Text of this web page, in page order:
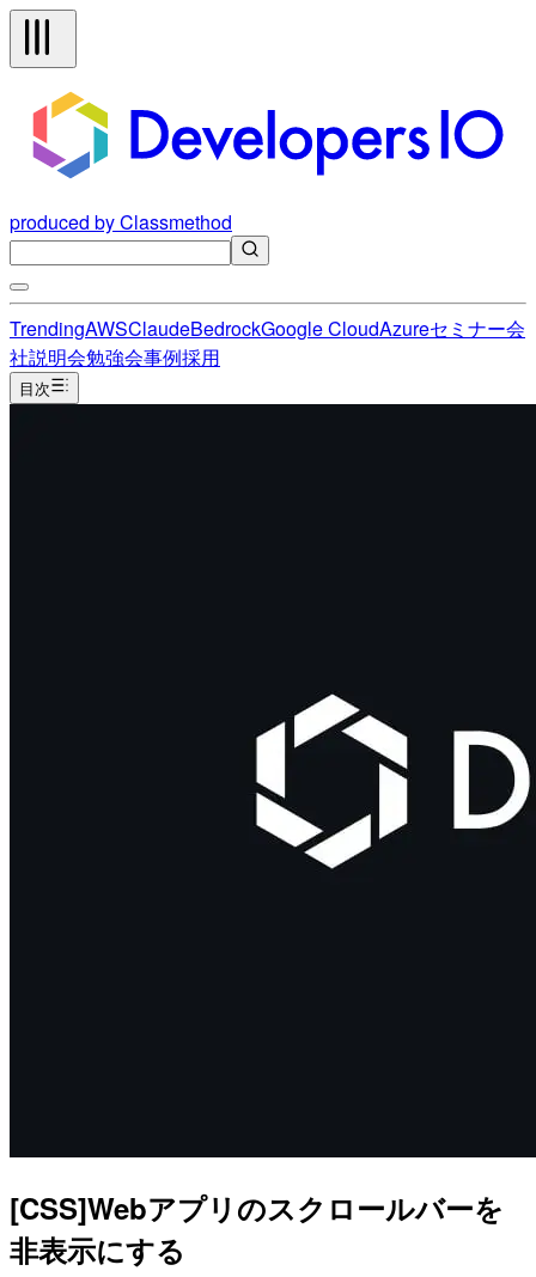
produced by Classmethod
TrendingAWSClaudeBedrockGoogle CloudAzureセミナー会
社説明会勉強会事例採用
目次
[CSS]Webアプリのスクロールバーを
非表示にする